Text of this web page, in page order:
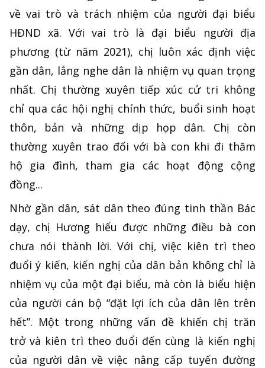
về vai trò và trách nhiệm của người đại biểu
HĐND xã. Với vai trò là đại biểu người địa
phương (từ năm 2021), chị luôn xác định việc
gần dân, lắng nghe dân là nhiệm vụ quan trọng
nhất. Chị thường xuyên tiếp xúc cử tri không
chỉ qua các hội nghị chính thức, buổi sinh hoạt
thôn, bản và những dịp họp dân. Chị còn
thường xuyên trao đối với bà con khi đi thăm
hộ gia đình, tham gia các hoạt động cộng
đồng...
Nhờ gần dân, sát dân theo đúng tinh thần Bác
dạy, chị Hương hiểu được những điều bà con
chưa nói thành lời. Với chị, việc kiên trì theo
đuổi ý kiến, kiến nghị của dân bản không chỉ là
nhiệm vụ của một đại biểu, mà còn là biểu hiện
của người cán bộ “đặt lợi ích của dân lên trên
hết”. Một trong những vấn đề khiến chị trăn
trở và kiên trì theo đuổi đến cùng là kiến nghị
của người dân về việc nâng cấp tuyến đường